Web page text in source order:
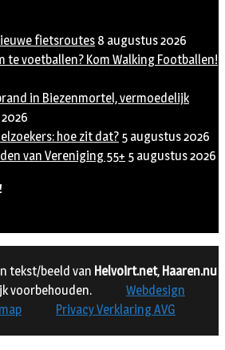
fietsroutes 8 augustus 2026
te voetballen? Kom Walking Footballen!
in Biezenmortel, vermoedelijk
hoe zit dat? 5 augustus 2026
van Vereniging 55+ 5 augustus 2026
tekst/beeld van Helvoirt.net, Haaren.nu
voorbehouden.
Webdesign
Privacy Verklaring AVG